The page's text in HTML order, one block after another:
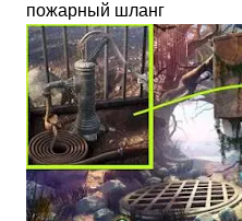
пожарный шланг